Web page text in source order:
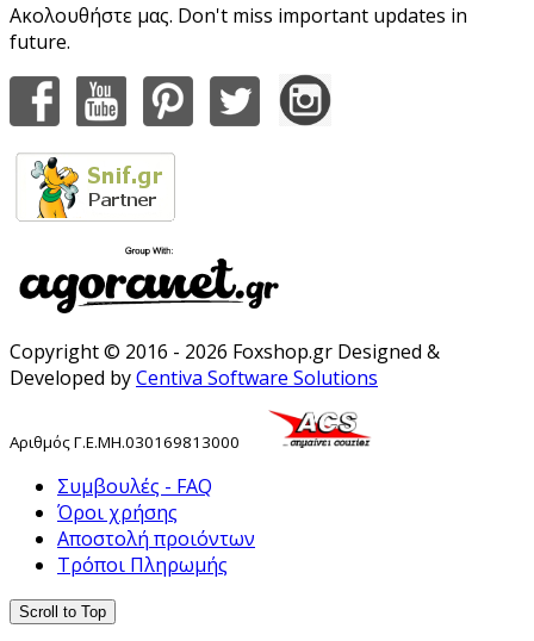
Ακολουθήστε μας. Don't miss important updates in
future.
Copyright © 2016 - 2026 Foxshop.gr Designed &
Developed byCentiva Software Solutions
ΑριθμόςΓ.Ε.ΜΗ.030169813000
Συμβουλές - FAQ
Όροι χρήσης
Αποστολή προιόντων
Τρόποι Πληρωμής
Scroll to Top